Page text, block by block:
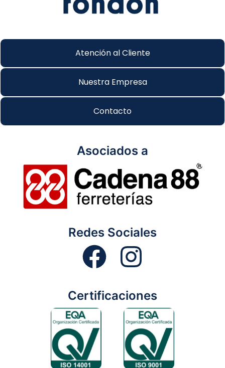
Atención al Cliente
Nuestra Empresa
Contacto
Asociados a
Redes Sociales
Certificaciones